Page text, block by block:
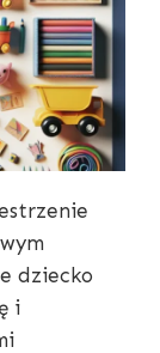
dziecko
i